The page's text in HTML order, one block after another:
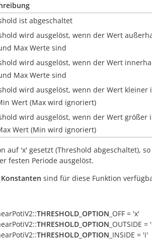
ist abgeschaltet
wird ausgelöst, wenn der Wert
Max Werte sind
wird ausgelöst, wenn der Wert
Max Werte sind
wird ausgelöst, wenn der Wert kleiner
Wert (Max wird ignoriert)
wird ausgelöst, wenn der Wert größer
Wert (Min wird ignoriert)
auf 'x' gesetzt (Threshold abgeschaltet),
festen Periode ausgelöst.
Konstanten sind für diese Funktion
THRESHOLD_OPTION _OFF = 'x'
THRESHOLD_OPTION _OUTSIDE =
THRESHOLD_OPTION _INSIDE = 'i'